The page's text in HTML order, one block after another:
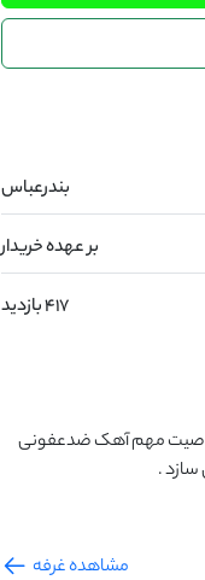
بندرعباس
بر عهده خریدار
417 بازدید
سازد .
مشاهده غرفه